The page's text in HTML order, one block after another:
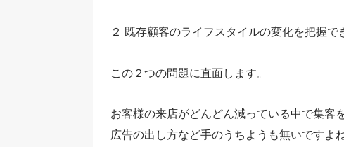
２ 既存顧客のライフスタイルの変化を把握
この２つの問題に直面します。
お客様の来店がどんどん減っている中で集客
広告の出し方など手のうちようも無いですよね